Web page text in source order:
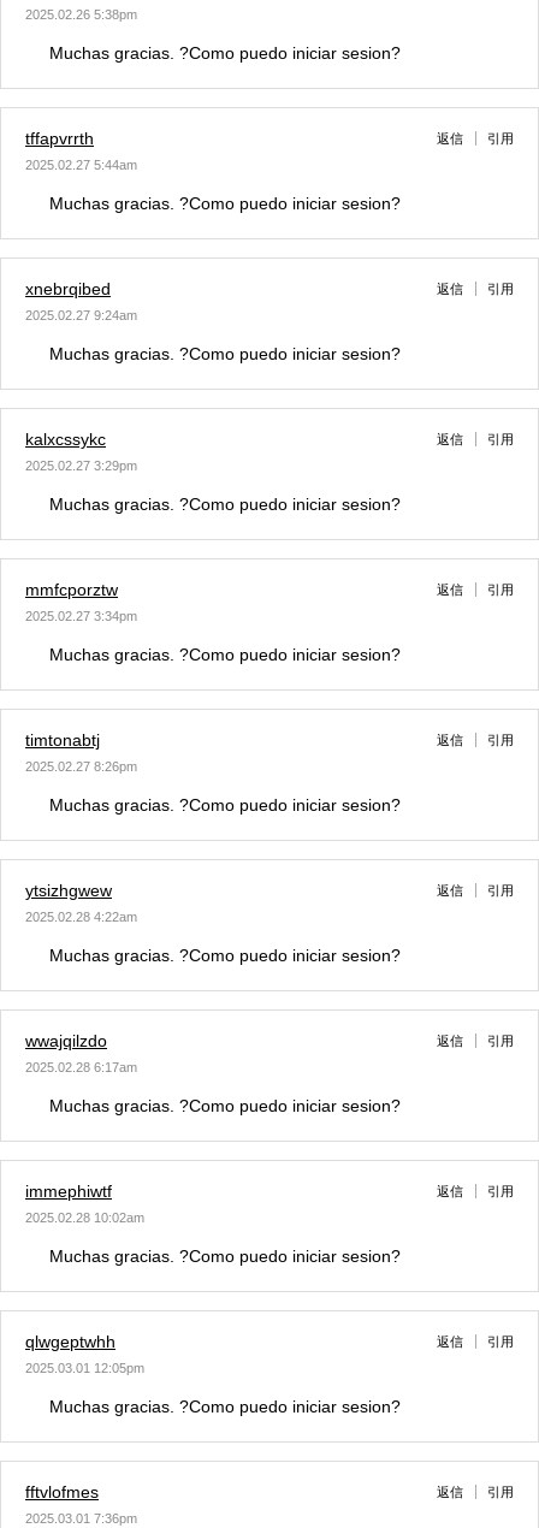
2025.02.26 5:38pm
Muchas gracias. ?Como puedo iniciar sesion?
tffapvrrth
2025.02.27 5:44am
返信 引用
Muchas gracias. ?Como puedo iniciar sesion?
xnebrqibed
2025.02.27 9:24am
返信 引用
Muchas gracias. ?Como puedo iniciar sesion?
kalxcssykc
2025.02.27 3:29pm
返信 引用
Muchas gracias. ?Como puedo iniciar sesion?
mmfcporztw
2025.02.27 3:34pm
返信 引用
Muchas gracias. ?Como puedo iniciar sesion?
timtonabtj
2025.02.27 8:26pm
返信 引用
Muchas gracias. ?Como puedo iniciar sesion?
ytsizhgwew
2025.02.28 4:22am
返信 引用
Muchas gracias. ?Como puedo iniciar sesion?
wwajqilzdo
2025.02.28 6:17am
返信 引用
Muchas gracias. ?Como puedo iniciar sesion?
immephiwtf
2025.02.28 10:02am
返信 引用
Muchas gracias. ?Como puedo iniciar sesion?
qlwgeptwhh
2025.03.01 12:05pm
返信 引用
Muchas gracias. ?Como puedo iniciar sesion?
fftvlofmes
2025.03.01 7:36pm
返信 引用